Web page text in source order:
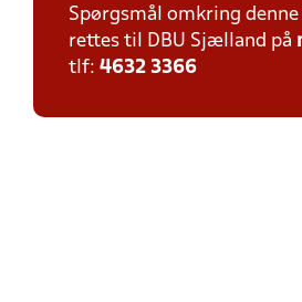
Spørgsmål omkring denne
rettes til DBU Sjælland på
tlf: 4632 3366